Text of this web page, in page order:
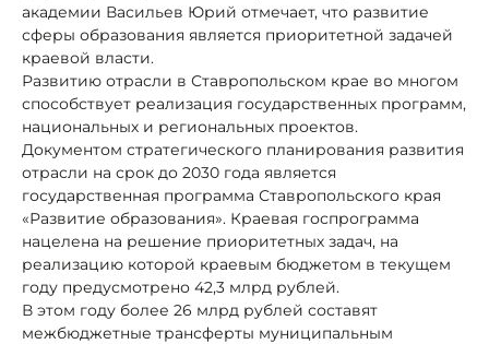
академии Васильев Юрий отмечает, что развитие
сферы образования является приоритетной задачей
краевой власти.
Развитию отрасли в Ставропольском крае во многом
способствует реализация государственных программ,
национальных и региональных проектов.
Документом стратегического планирования развития
отрасли на срок до 2030 года является
государственная программа Ставропольского края
«Развитие образования». Краевая госпрограмма
нацелена на решение приоритетных задач, на
реализацию которой краевым бюджетом в текущем
году предусмотрено 42,3 млрд рублей.
В этом году более 26 млрд рублей составят
межбюджетные трансферты муниципальным